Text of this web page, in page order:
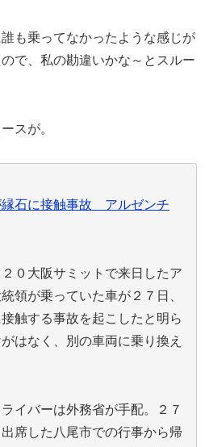
も乗ってなかったような感じが
で、私の勘違いかな～とスルー
スが。
縁石に接触事故 アルゼンチ
０大阪サミットで来日したア
領が乗っていた車が２７日、
触する事故を起こしたと明ら
はなく、別の車両に乗り換え
イバーは外務省が手配。２７
席した八尾市での行事から帰